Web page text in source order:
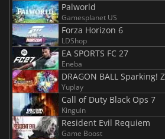
Palworld
Gamesplanet US
Forza Horizon 6
LDShop
EA SPORTS FC 27
Eneba
Yuplay
Call of Duty Black Ops 7
Kinguin
Resident Evil Requiem
Game Boost